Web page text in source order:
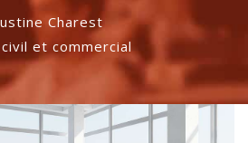
Charest
et commercial